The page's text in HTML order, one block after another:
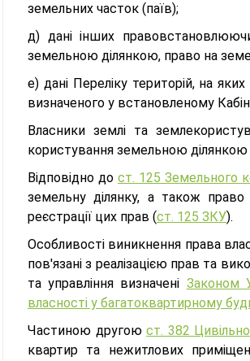
земельних часток (паїв);
д) дані інших
земельною ділянкою, право на
е) дані Переліку територій, на
визначеного у встановленому
Власники землі та
користування земельною
Відповідно до ст. 125 Земельного
земельну ділянку, а також
реєстрації цих прав (ст. 125 ЗКУ).
Особливості виникнення права
пов'язані з реалізацією прав та
та управління визначені Законом
власності у багатоквартирному
Частиною другоюст. 382
квартир та нежитлових